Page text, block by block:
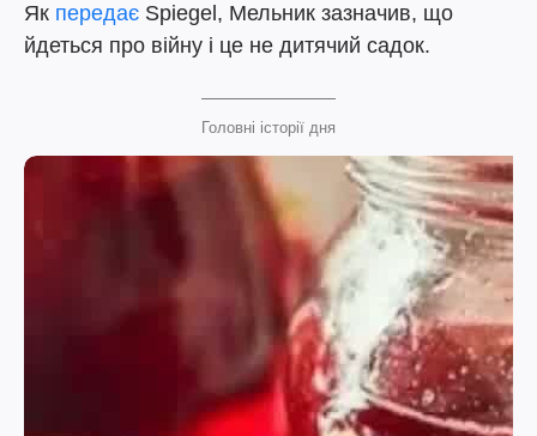
Як передає Spiegel, Мельник зазначив, що
йдеться про війну і це не дитячий садок.
Головні історії дня